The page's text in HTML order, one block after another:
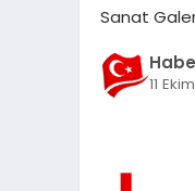
Sanat
11